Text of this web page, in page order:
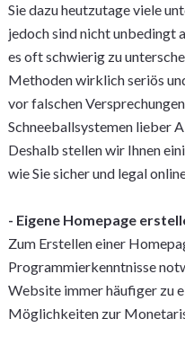
Sie dazu heutzutage viele
jedoch sind nicht unbedingt
es oft schwierig zu
Methoden wirklich seriös
vor falschen
Schneeballsystemen lieber
Deshalb stellen wir Ihnen
wie Sie sicher und legal
- Eigene Homepage
Zum Erstellen einer
Programmierkenntnisse
Website immer häufiger zu
Möglichkeiten zur